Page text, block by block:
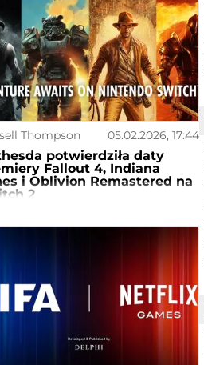
Thompson 05.02.2026, 17:44
potwierdziła daty
Fallout 4, Indiana
i Oblivion Remastered na
2